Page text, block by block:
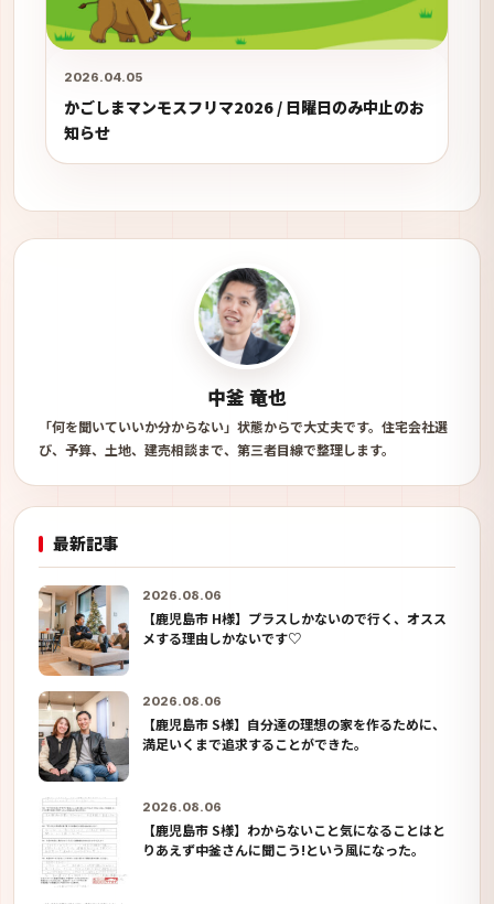
2026.04.05
かごしまマンモスフリマ2026 / 日曜日のみ中止のお
知らせ
中釜 竜也
「何を聞いていいか分からない」状態からで大丈夫です。住宅会社選
び、予算、土地、建売相談まで、第三者目線で整理します。
最新記事
2026.08.06
【鹿児島市 H様】プラスしかないので行く、オスス
メする理由しかないです♡
2026.08.06
【鹿児島市 S様】自分達の理想の家を作るために、
満足いくまで追求することができた。
2026.08.06
【鹿児島市 S様】わからないこと気になることはと
りあえず中釜さんに聞こう!という風になった。